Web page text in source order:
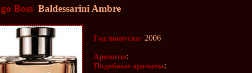
Boss Baldessarini Ambre
Год выпуска: 2006
Ароматы:
Подобные ароматы: